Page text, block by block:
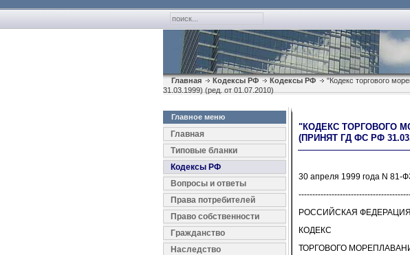
Главная Кодексы РФ Кодексы РФ
"Кодекс торгового
31.03.1999) (ред. от 01.07.2010)
Главное меню
Главная
Типовые бланки
Кодексы РФ
Вопросы и ответы
Права потребителей
Право собственности
Гражданство
Наследство
"КОДЕКС ТОРГОВОГО
(ПРИНЯТ ГД ФС РФ
30 апреля 1999 года N 81-
РОССИЙСКАЯ ФЕДЕРАЦИЯ
КОДЕКС
ТОРГОВОГО